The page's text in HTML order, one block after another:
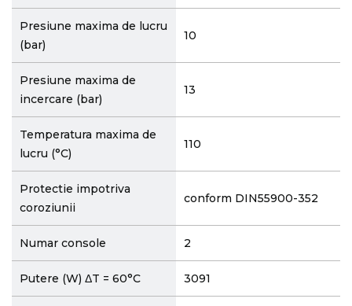
Presiune maxima de lucru
(bar)
10
Presiune maxima de
incercare (bar)
13
Temperatura maxima de
lucru (°C)
110
Protectie impotriva
coroziunii
conform DIN55900-352
Numar console 2
Putere (W) ΔT = 60°C 3091